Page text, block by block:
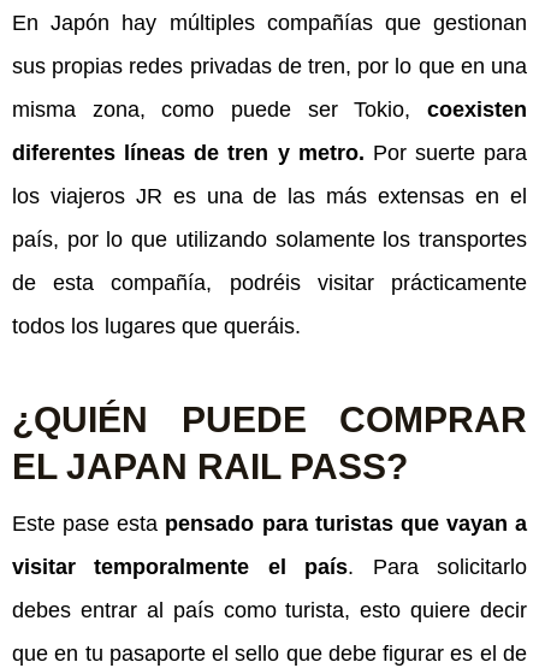
En Japón hay múltiples compañías que gestionan
sus propias redes privadas de tren, por lo que en una
misma zona, como puede ser Tokio, coexisten
diferentes líneas de tren y metro. Por suerte para
los viajeros JR es una de las más extensas en el
país, por lo que utilizando solamente los transportes
de esta compañía, podréis visitar prácticamente
todos los lugares que queráis.
¿QUIÉN PUEDE COMPRAR
EL JAPAN RAIL PASS?
Este pase esta pensado para turistas que vayan a
visitar temporalmente el país. Para solicitarlo
debes entrar al país como turista, esto quiere decir
que en tu pasaporte el sello que debe figurar es el de